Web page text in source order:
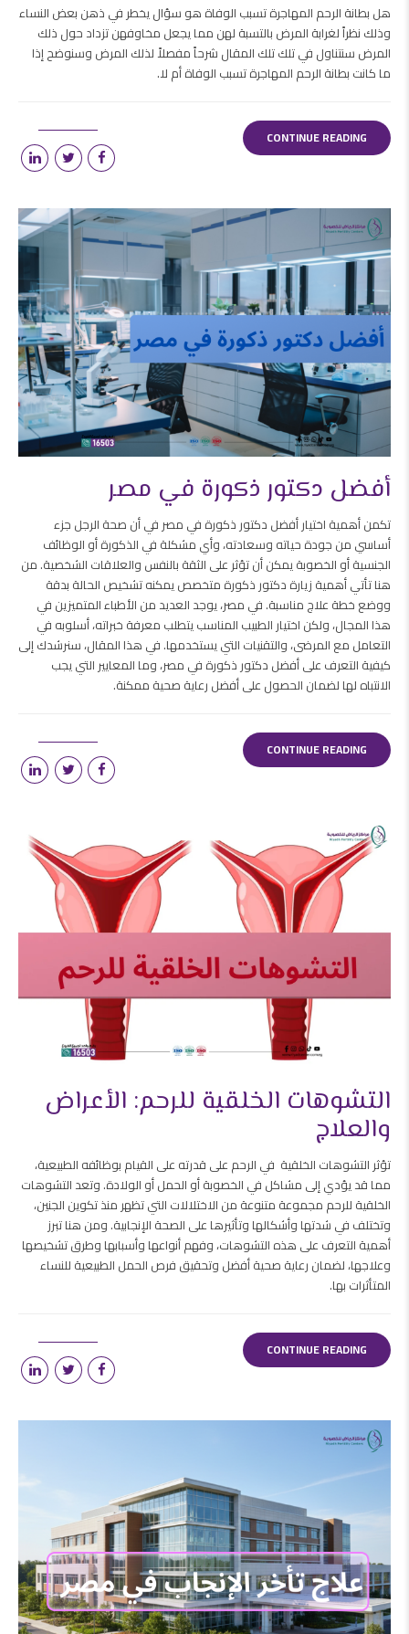
هل بطانة الرحم المهاجرة تسبب الوفاة هو سؤال يخطر في ذهن بعض النساء
وذلك نظراً لغرابة المرض بالتسبة لهن مما يجعل مخاوفهن تزداد حول ذلك
المرض سنتناول في تلك تلك المقال شرحاً مفصلاً لذلك المرض وسنوضح إذا
ما كانت بطانة الرحم المهاجرة تسبب الوفاة أم لا.
CONTINUE READING
أفضل دكتور ذكورة في مصر
تكمن أهمية اختيار أفضل دكتور ذكورة في مصر في أن صحة الرجل جزء
أساسي من جودة حياته وسعادته، وأي مشكلة في الذكورة أو الوظائف
الجنسية أو الخصوبة يمكن أن تؤثر على الثقة بالنفس والعلاقات الشخصية. من
هنا تأتي أهمية زيارة دكتور ذكورة متخصص يمكنه تشخيص الحالة بدقة
ووضع خطة علاج مناسبة. في مصر، يوجد العديد من الأطباء المتميزين في
هذا المجال، ولكن اختيار الطبيب المناسب يتطلب معرفة خبراته، أسلوبه في
التعامل مع المرضى، والتقنيات التي يستخدمها. في هذا المقال، سنرشدك إلى
كيفية التعرف على أفضل دكتور ذكورة في مصر، وما المعايير التي يجب
الانتباه لها لضمان الحصول على أفضل رعاية صحية ممكنة.
CONTINUE READING
التشوهات الخلقية للرحم: الأعراض
والعلاج
تؤثر التشوهات الخلقية في الرحم على قدرته على القيام بوظائفه الطبيعية،
مما قد يؤدي إلى مشاكل في الخصوبة أو الحمل أو الولادة. وتعد التشوهات
الخلقية للرحم مجموعة متنوعة من الاختلالات التي تظهر منذ تكوين الجنين،
وتختلف في شدتها وأشكالها وتأثيرها على الصحة الإنجابية. ومن هنا تبرز
أهمية التعرف على هذه التشوهات، وفهم أنواعها وأسبابها وطرق تشخيصها
وعلاجها، لضمان رعاية صحية أفضل وتحقيق فرص الحمل الطبيعية للنساء
المتأثرات بها.
CONTINUE READING